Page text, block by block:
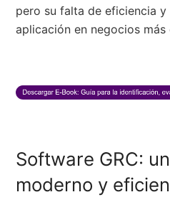
pero su falta de eficiencia
aplicación en negocios más
Software GRC:
moderno y